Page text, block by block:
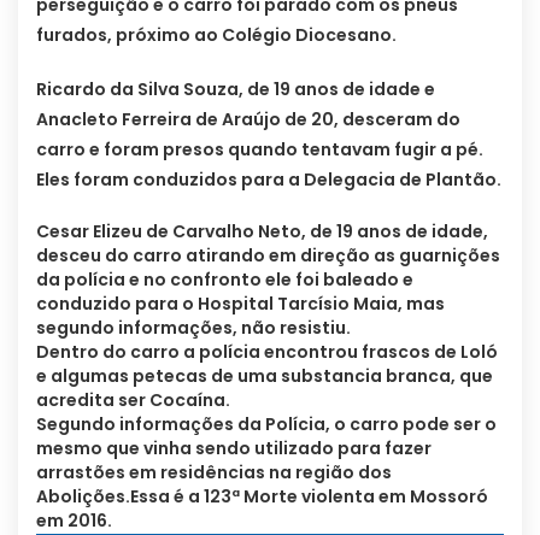
perseguição e o carro foi parado com os pneus
furados, próximo ao Colégio Diocesano.
Ricardo da Silva Souza, de 19 anos de idade e
Anacleto Ferreira de Araújo de 20, desceram do
carro e foram presos quando tentavam fugir a pé.
Eles foram conduzidos para a Delegacia de Plantão.
Cesar Elizeu de Carvalho Neto, de 19 anos de idade,
desceu do carro atirando em direção as guarnições
da polícia e no confronto ele foi baleado e
conduzido para o Hospital Tarcísio Maia, mas
segundo informações, não resistiu.
Dentro do carro a polícia encontrou frascos de Loló
e algumas petecas de uma substancia branca, que
acredita ser Cocaína.
Segundo informações da Polícia, o carro pode ser o
mesmo que vinha sendo utilizado para fazer
arrastões em residências na região dos
Abolições.Essa é a 123ª Morte violenta em Mossoró
em 2016.